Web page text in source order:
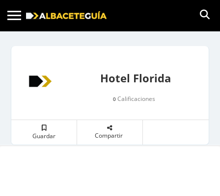
Hotel Florida
0Calificaciones
Guardar Compartir